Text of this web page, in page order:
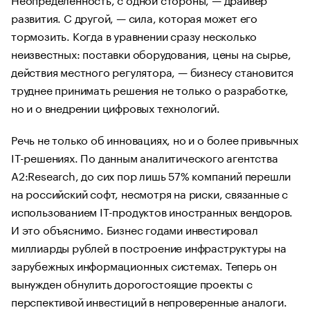
развития. С другой, — сила, которая может его
тормозить. Когда в уравнении сразу несколько
неизвестных: поставки оборудования, цены на сырье,
действия местного регулятора, — бизнесу становится
труднее принимать решения не только о разработке,
но и о внедрении цифровых технологий.
Речь не только об инновациях, но и о более привычных
IT-решениях. По данным аналитического агентства
A2:Research, до сих пор лишь 57% компаний перешли
на российский софт, несмотря на риски, связанные с
использованием IT-продуктов иностранных вендоров.
И это объяснимо. Бизнес годами инвестировал
миллиарды рублей в построение инфраструктуры на
зарубежных информационных системах. Теперь он
вынужден обнулить дорогостоящие проекты с
перспективой инвестиций в непроверенные аналоги.